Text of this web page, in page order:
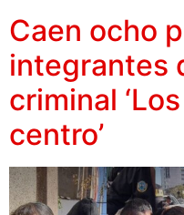
Caen ocho
integrantes
criminal
centro’